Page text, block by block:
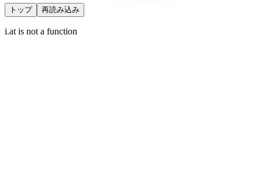
トップ 再読み込み
i.at is not a function